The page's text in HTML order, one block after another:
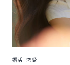
婚活 恋愛